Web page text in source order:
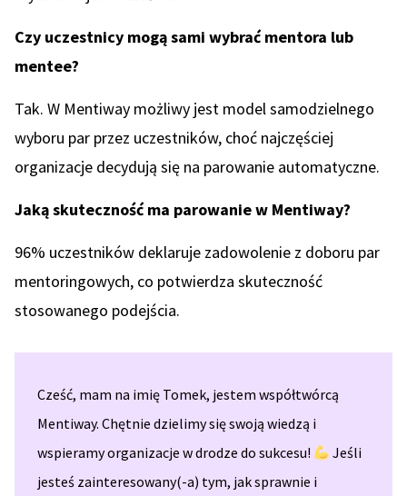
Czy uczestnicy mogą sami wybrać mentora lub
mentee?
Tak. W Mentiway możliwy jest model samodzielnego
wyboru par przez uczestników, choć najczęściej
organizacje decydują się na parowanie automatyczne.
Jaką skuteczność ma parowanie w Mentiway?
96% uczestników deklaruje zadowolenie z doboru par
mentoringowych, co potwierdza skuteczność
stosowanego podejścia.
Cześć, mam na imię Tomek, jestem współtwórcą
Mentiway. Chętnie dzielimy się swoją wiedzą i
wspieramy organizacje w drodze do sukcesu!
Jeśli
jesteś zainteresowany(-a) tym, jak sprawnie i